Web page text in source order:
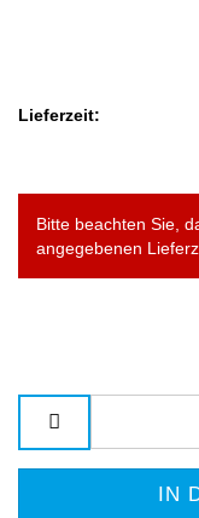
Lieferzeit:
Bitte beachten Sie,
angegebenen